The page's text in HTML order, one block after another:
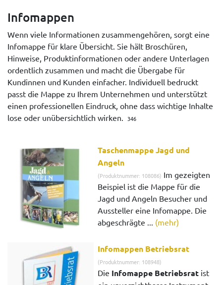
Infomappen
Wenn viele Informationen zusammengehören, sorgt eine
Infomappe für klare Übersicht. Sie hält Broschüren,
Hinweise, Produktinformationen oder andere Unterlagen
ordentlich zusammen und macht die Übergabe für
Kundinnen und Kunden einfacher. Individuell bedruckt
passt die Mappe zu Ihrem Unternehmen und unterstützt
einen professionellen Eindruck, ohne dass wichtige Inhalte
lose oder unübersichtlich wirken.
346
Taschenmappe Jagd und
Angeln
(Produktnummer: 108086) Im gezeigten
Beispiel ist die Mappe für die
Jagd und Angeln Besucher und
Aussteller eine Infomappe. Die
abgeschrägte ... (mehr)
Infomappen Betriebsrat
(Produktnummer: 108948)
Die Infomappe Betriebsrat ist